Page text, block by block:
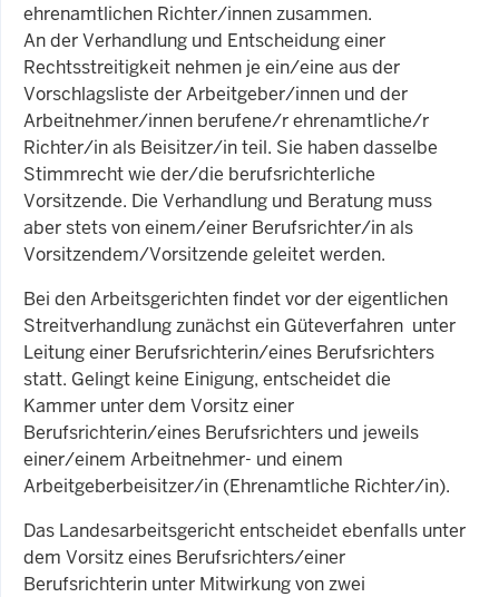
ehrenamtlichen Richter/innen zusammen.
An der Verhandlung und Entscheidung einer
Rechtsstreitigkeit nehmen je ein/eine aus der
Vorschlagsliste der Arbeitgeber/innen und der
Arbeitnehmer/innen berufene/r ehrenamtliche/r
Richter/in als Beisitzer/in teil. Sie haben dasselbe
Stimmrecht wie der/die berufsrichterliche
Vorsitzende. Die Verhandlung und Beratung muss
aber stets von einem/einer Berufsrichter/in als
Vorsitzendem/Vorsitzende geleitet werden.
Bei den Arbeitsgerichten findet vor der eigentlichen
Streitverhandlung zunächst ein Güteverfahren unter
Leitung einer Berufsrichterin/eines Berufsrichters
statt. Gelingt keine Einigung, entscheidet die
Kammer unter dem Vorsitz einer
Berufsrichterin/eines Berufsrichters und jeweils
einer/einem Arbeitnehmer- und einem
Arbeitgeberbeisitzer/in (Ehrenamtliche Richter/in).
Das Landesarbeitsgericht entscheidet ebenfalls unter
dem Vorsitz eines Berufsrichters/einer
Berufsrichterin unter Mitwirkung von zwei